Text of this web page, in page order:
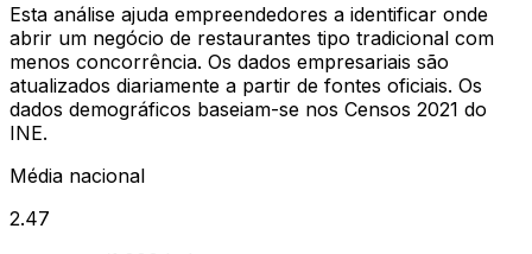
Esta análise ajuda empreendedores a identificar onde
abrir um negócio de restaurantes tipo tradicional com
menos concorrência. Os dados empresariais são
atualizados diariamente a partir de fontes oficiais. Os
dados demográficos baseiam-se nos Censos 2021 do
INE.
Média nacional
2.47